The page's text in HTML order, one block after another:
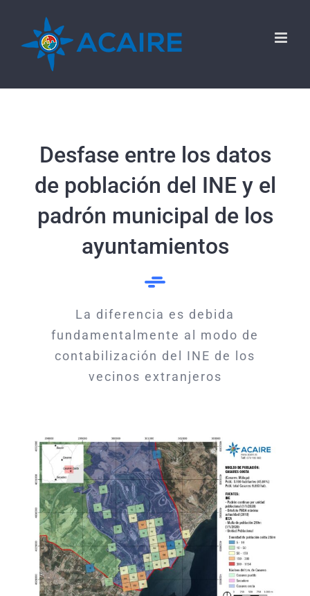
contenido
Desfase entre los datos
de población del INE y el
padrón municipal de los
ayuntamientos
La diferencia es debida
fundamentalmente al modo de
contabilización del INE de los
vecinos extranjeros